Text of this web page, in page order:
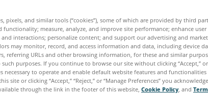
de points RCP
pixels, and similar tools (“cookies”), some of which are provided by third
functionality; measure, analyze, and improve site performance; enhance user
and interactions; personalize content; and support our advertising and
may monitor, record, and access information and data, including device
referring URLs and other browsing information, for these and similar
such purposes. If you continue to browse our site without clicking “Accept,”
necessary to operate and enable default website features and
site or clicking “Accept,” “Reject,” or “Manage Preferences” you
through the link in the footer of this website, Cookie Policy, and